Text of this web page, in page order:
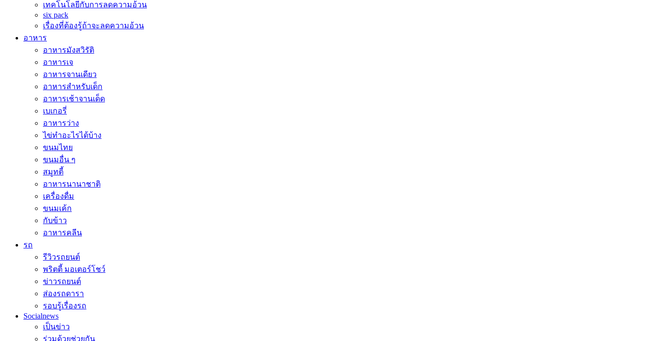
เทคโนโลยีกับการลดความอ้วน
six pack
เรื่องที่ต้องรู้ถ้าจะลดความอ้วน
อาหาร
อาหารมังสวิรัติ
อาหารเจ
อาหารจานเดียว
อาหารสำหรับเด็ก
อาหารเช้าจานเด็ด
เบเกอรี่
อาหารว่าง
ไข่ทำอะไรได้บ้าง
ขนมไทย
ขนมอื่น ๆ
สมูทตี้
อาหารนานาชาติ
เครื่องดื่ม
ขนมเค้ก
กับข้าว
อาหารคลีน
รถ
รีวิวรถยนต์
พริตตี้ มอเตอร์โชว์
ข่าวรถยนต์
ส่องรถดารา
รอบรู้เรื่องรถ
Socialnews
เป็นข่าว
ร่วมด้วยช่วยกัน